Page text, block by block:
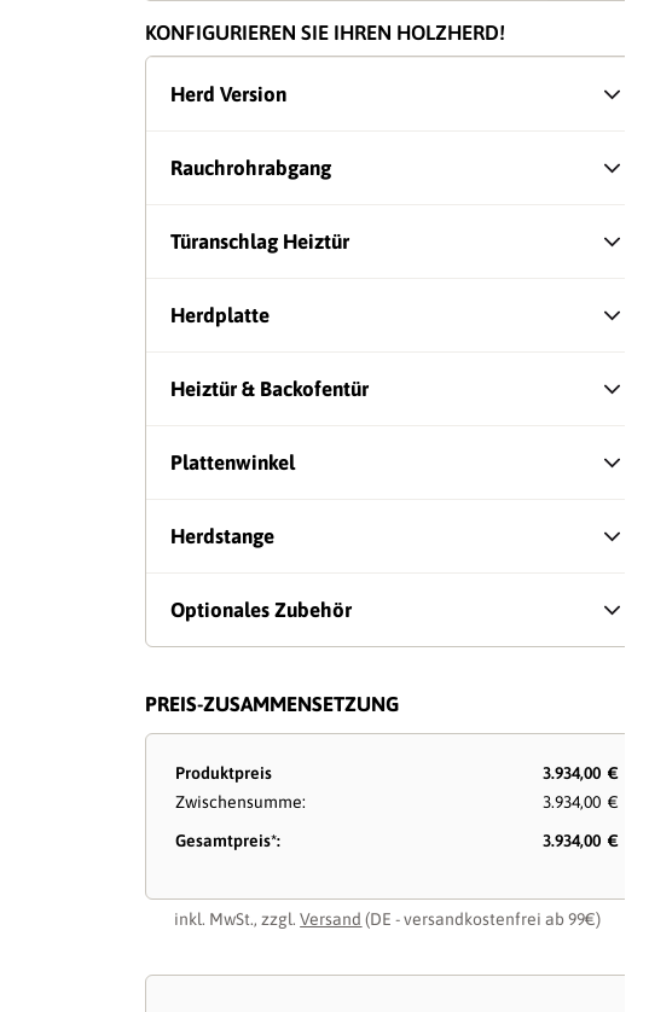
KONFIGURIEREN SIE IHREN HOLZHERD!
Herd Version
Rauchrohrabgang
Türanschlag Heiztür
Herdplatte
Heiztür & Backofentür
Plattenwinkel
Herdstange
Optionales Zubehör
PREIS-ZUSAMMENSETZUNG
Produktpreis
3.934,00 €
Zwischensumme:
3.934,00 €
Gesamtpreis*:
3.934,00 €
inkl. MwSt., zzgl.Versand (DE - versandkostenfrei ab 99€)